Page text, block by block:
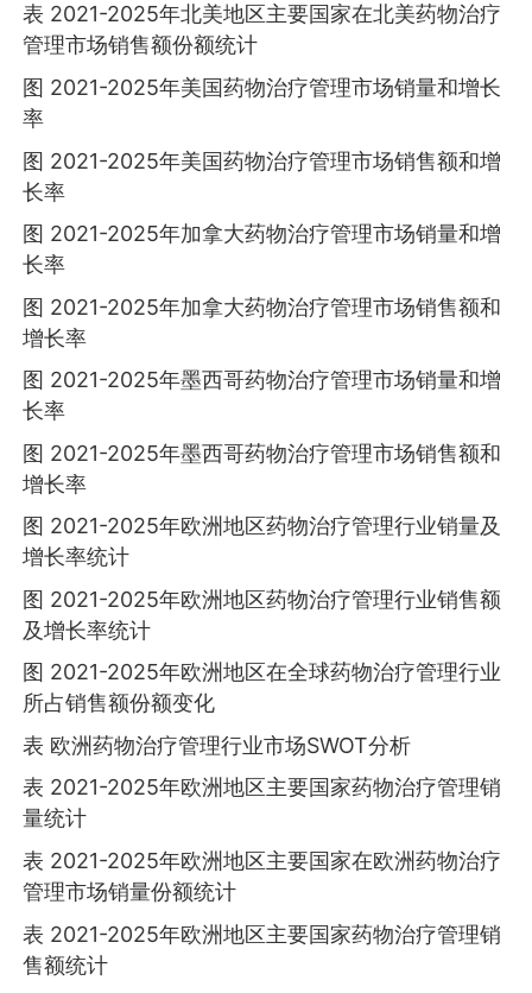
表 2021-2025年北美地区主要国家在北美药物治疗
管理市场销售额份额统计
图 2021-2025年美国药物治疗管理市场销量和增长
率
图 2021-2025年美国药物治疗管理市场销售额和增
长率
图 2021-2025年加拿大药物治疗管理市场销量和增
长率
图 2021-2025年加拿大药物治疗管理市场销售额和
增长率
图 2021-2025年墨西哥药物治疗管理市场销量和增
长率
图 2021-2025年墨西哥药物治疗管理市场销售额和
增长率
图 2021-2025年欧洲地区药物治疗管理行业销量及
增长率统计
图 2021-2025年欧洲地区药物治疗管理行业销售额
及增长率统计
图 2021-2025年欧洲地区在全球药物治疗管理行业
所占销售额份额变化
表 欧洲药物治疗管理行业市场SWOT分析
表 2021-2025年欧洲地区主要国家药物治疗管理销
量统计
表 2021-2025年欧洲地区主要国家在欧洲药物治疗
管理市场销量份额统计
表 2021-2025年欧洲地区主要国家药物治疗管理销
售额统计